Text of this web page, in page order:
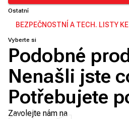
Ostatní
BEZPEČNOSTNÍ A TECH. LISTY KE
Vyberte si
Podobné
Nenašli jste
Potřebujete
Zavolejte nám na